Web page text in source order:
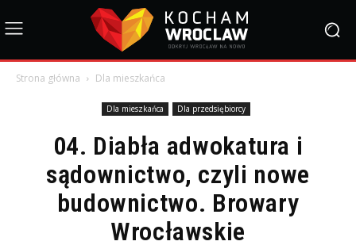
Strona główna Dla mieszkańca
Dla mieszkańca Dla przedsiębiorcy
04. Diabła adwokatura i
sądownictwo, czyli nowe
budownictwo. Browary
Wrocławskie